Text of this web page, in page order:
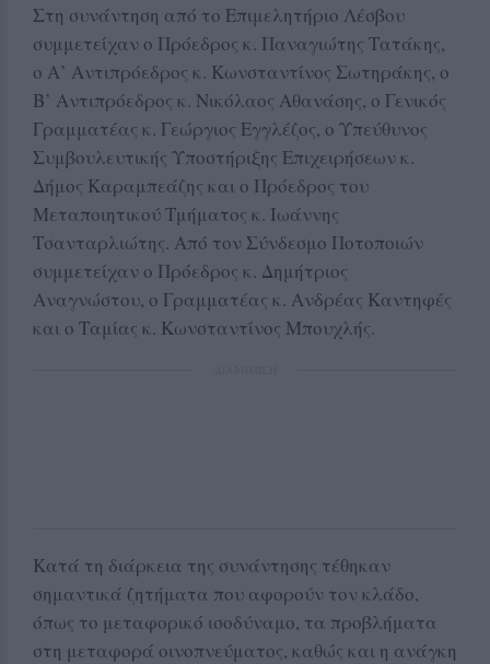
Στη συνάντηση από το Επιμελητήριο Λέσβου
συμμετείχαν ο Πρόεδρος κ. Παναγιώτης Τατάκης,
ο Α’ Αντιπρόεδρος κ. Κωνσταντίνος Σωτηράκης, ο
Β’ Αντιπρόεδρος κ. Νικόλαος Αθανάσης, ο Γενικός
Γραμματέας κ. Γεώργιος Εγγλέζος, ο Υπεύθυνος
Συμβουλευτικής Υποστήριξης Επιχειρήσεων κ.
Δήμος Καραμπεάζης και ο Πρόεδρος του
Μεταποιητικού Τμήματος κ. Ιωάννης
Τσανταρλιώτης. Από τον Σύνδεσμο Ποτοποιών
συμμετείχαν ο Πρόεδρος κ. Δημήτριος
Αναγνώστου, ο Γραμματέας κ. Ανδρέας Καντηφές
και ο Ταμίας κ. Κωνσταντίνος Μπουχλής.
Κατά τη διάρκεια της συνάντησης τέθηκαν
σημαντικά ζητήματα που αφορούν τον κλάδο,
όπως το μεταφορικό ισοδύναμο, τα προβλήματα
στη μεταφορά οινοπνεύματος, καθώς και η ανάγκη